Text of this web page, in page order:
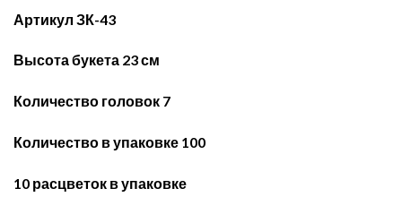
Артикул ЗК-43
Высота букета 23 см
Количество головок 7
Количество в упаковке 100
10 расцветок в упаковке